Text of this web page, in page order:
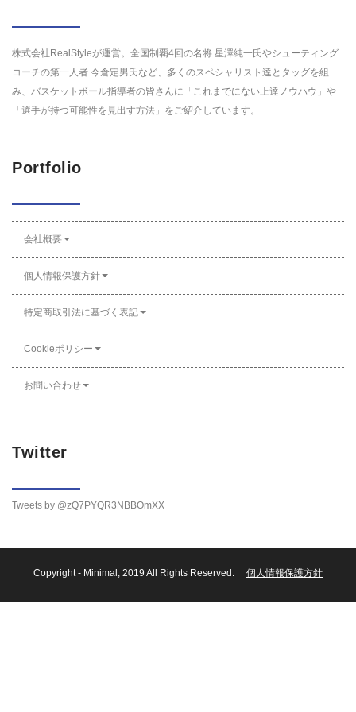
株式会社RealStyleが運営。全国制覇4回の名将 星澤純一氏やシューティング
コーチの第一人者 今倉定男氏など、多くのスペシャリスト達とタッグを組
み、バスケットボール指導者の皆さんに「これまでにない上達ノウハウ」や
「選手が持つ可能性を見出す方法」をご紹介しています。
Portfolio
会社概要
個人情報保護方針
特定商取引法に基づく表記
Cookieポリシー
お問い合わせ
Twitter
Tweets by @zQ7PYQR3NBBOmXX
Copyright - Minimal , 2019 All Rights Reserved. 個人情報保護方針